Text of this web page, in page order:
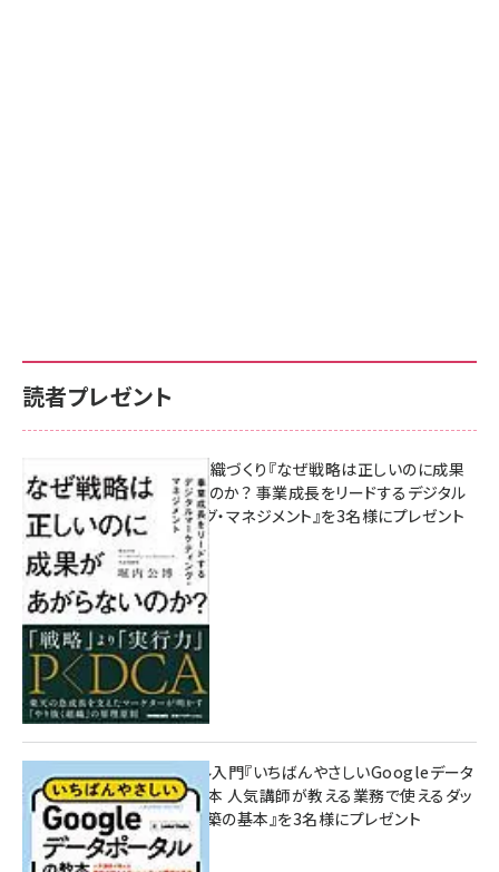
読者プレゼント
成果を生む組織づくり『なぜ戦略は正しいのに成果
があがらないのか？ 事業成長をリードするデジタル
マーケティング・マネジメント』を3名様にプレゼント
8月7日 10:00
無料BIツール入門『いちばんやさしいGoogleデータ
ポータルの教本 人気講師が教える業務で使えるダッ
シュボード構築の基本』を3名様にプレゼント
7月31日 10:00